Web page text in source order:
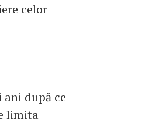
celor
după ce
limita